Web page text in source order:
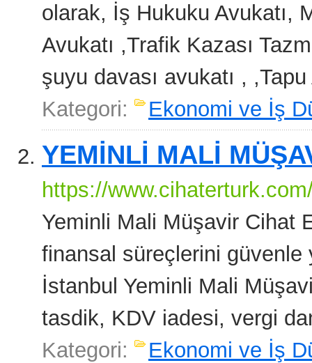
olarak, İş Hukuku Avukatı,
Avukatı ,Trafik Kazası
şuyu davası avukatı ,
Kategori:
Ekonomi ve İş
YEMİNLİ MALİ
https://
Yeminli Mali Müşavir Cihat
finansal süreçlerini
İstanbul Yeminli Mali
tasdik, KDV iadesi, vergi
Kategori:
Ekonomi ve İş